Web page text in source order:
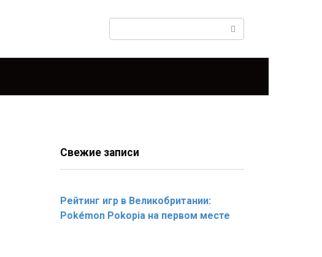
Свежие записи
Рейтинг игр в Великобритании:
Pokémon Pokopia на первом месте